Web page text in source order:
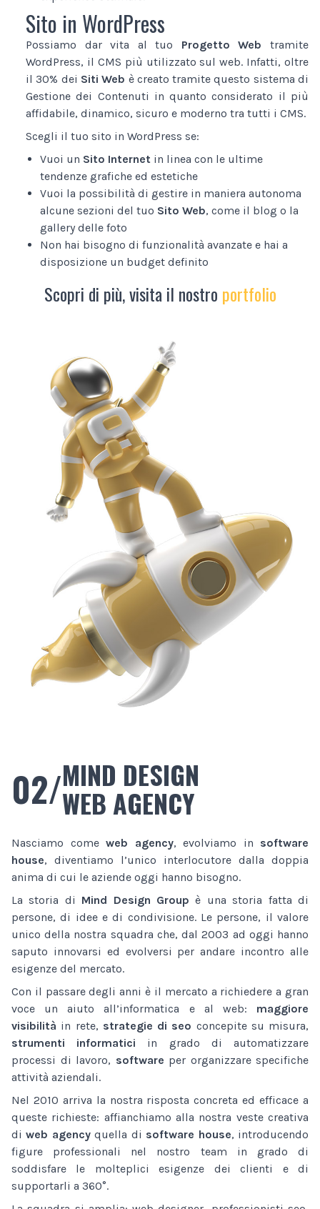
Sito in WordPress
Possiamo dar vita al tuo Progetto Web tramite
WordPress, il CMS più utilizzato sul web. Infatti, oltre
il 30% dei Siti Web è creato tramite questo sistema di
Gestione dei Contenuti in quanto considerato il più
affidabile, dinamico, sicuro e moderno tra tutti i CMS.
Scegli il tuo sito in WordPress se:
Vuoi un Sito Internet in linea con le ultime
tendenze grafiche ed estetiche
Vuoi la possibilità di gestire in maniera autonoma
alcune sezioni del tuo Sito Web, come il blog o la
gallery delle foto
Non hai bisogno di funzionalità avanzate e hai a
disposizione un budget definito
Scopri di più, visita il nostro portfolio
02/MIND DESIGN
WEB AGENCY
Nasciamo come web agency, evolviamo in software
house, diventiamo l’unico interlocutore dalla doppia
anima di cui le aziende oggi hanno bisogno.
La storia di Mind Design Group è una storia fatta di
persone, di idee e di condivisione. Le persone, il valore
unico della nostra squadra che, dal 2003 ad oggi hanno
saputo innovarsi ed evolversi per andare incontro alle
esigenze del mercato.
Con il passare degli anni è il mercato a richiedere a gran
voce un aiuto all’informatica e al web: maggiore
visibilità in rete, strategie di seo concepite su misura,
strumenti informatici in grado di automatizzare
processi di lavoro, software per organizzare specifiche
attività aziendali.
Nel 2010 arriva la nostra risposta concreta ed efficace a
queste richieste: affianchiamo alla nostra veste creativa
diweb agencyquella di software house, introducendo
figure professionali nel nostro team in grado di
soddisfare le molteplici esigenze dei clienti e di
supportarli a 360°.